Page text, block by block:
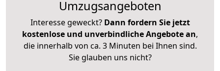
Umzugsangeboten
Interesse geweckt? Dann fordern Sie jetzt
kostenlose und unverbindliche Angebote an,
die innerhalb von ca. 3 Minuten bei Ihnen sind.
Sie glauben uns nicht?